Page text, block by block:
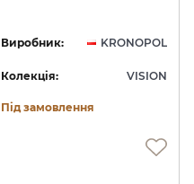
Виробник: KRONOPOL
Колекція: VISION
Під замовлення